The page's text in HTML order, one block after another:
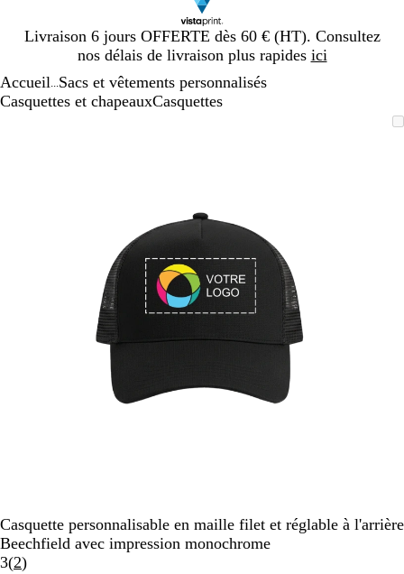
Livraison 6 jours OFFERTE dès 60 € (HT). Consultez
nos délais de livraison plus rapides ici
Diapositive
1
Accueil Sacs et vêtements personnalisés
Casquettes et chapeauxCasquettes
moins
et
les
touches
pour
défiler
Casquette personnalisable en maille filet et réglable à l'arrière
Beechfield avec impression monochrome
3(2Lire
)